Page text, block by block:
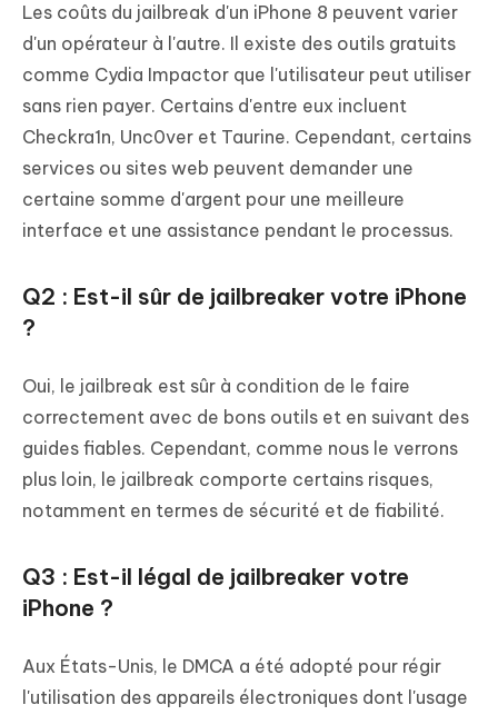
Les coûts du jailbreak d'un iPhone 8 peuvent varier
d'un opérateur à l'autre. Il existe des outils gratuits
comme Cydia Impactor que l'utilisateur peut utiliser
sans rien payer. Certains d'entre eux incluent
Checkra1n, Unc0ver et Taurine. Cependant, certains
services ou sites web peuvent demander une
certaine somme d'argent pour une meilleure
interface et une assistance pendant le processus.
Q2 : Est-il sûr de jailbreaker votre iPhone
?
Oui, le jailbreak est sûr à condition de le faire
correctement avec de bons outils et en suivant des
guides fiables. Cependant, comme nous le verrons
plus loin, le jailbreak comporte certains risques,
notamment en termes de sécurité et de fiabilité.
Q3 : Est-il légal de jailbreaker votre
iPhone ?
Aux États-Unis, le DMCA a été adopté pour régir
l'utilisation des appareils électroniques dont l'usage